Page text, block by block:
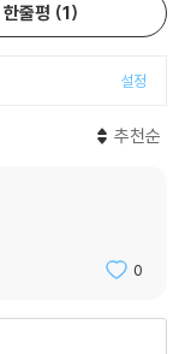
한줄평 1
설정
추천순
0